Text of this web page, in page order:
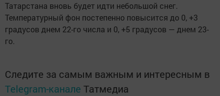
Татарстана вновь будет идти небольшой снег.
Температурный фон постепенно повысится до 0, +3
градусов днем 22-го числа и 0, +5 градусов — днем 23-
го.
Следите за самым важным и интересным в
Telegram-канале Татмедиа